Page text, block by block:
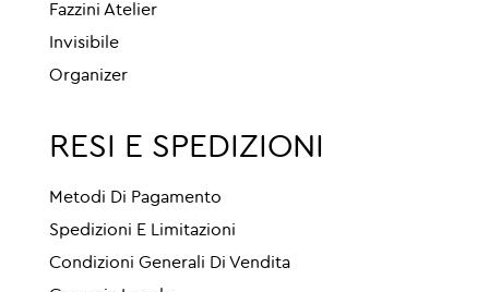
Fazzini Atelier
Invisibile
Organizer
RESI E SPEDIZIONI
Metodi Di Pagamento
Spedizioni E Limitazioni
Condizioni Generali Di Vendita